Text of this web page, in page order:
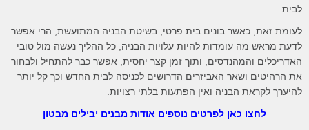
לבית.
לעומת זאת, כאשר בונים בית פרטי, בשיטת הבניה המתועשת, הרי אפשר
לדעת מראש מה עומדות להיות עלויות הבניה, כל ההליך נעשה מול טובי
האדריכלים והמהנדסים, ותוך זמן קצר יחסית, אפשר כבר להתחיל ולבחור
את הרהיטים ושאר האביזרים הדרושים לכניסה לבית החדש וכך קל יותר
להיערך לקראת הבניה ואין הפתעות בלתי רצויות.
לחצו כאן לפרטים נוספים אודות מבנים יבילים מבטון